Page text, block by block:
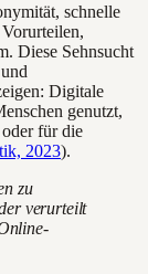
schnelle
Diese Sehnsucht
Digitale
genutzt,
für die
2023).
zu
verurteilt